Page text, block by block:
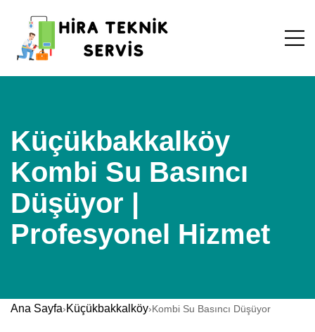
Küçükbakkalköy
Kombi Su Basıncı
Düşüyor |
Profesyonel Hizmet
Ana Sayfa›Küçükbakkalköy›Kombi Su Basıncı Düşüyor